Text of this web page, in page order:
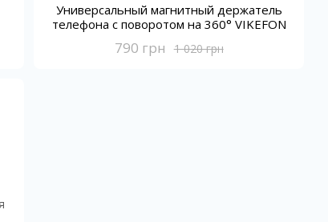
Универсальный магнитный держатель
телефона с поворотом на 360° VIKEFON
1 020 грн
790 грн